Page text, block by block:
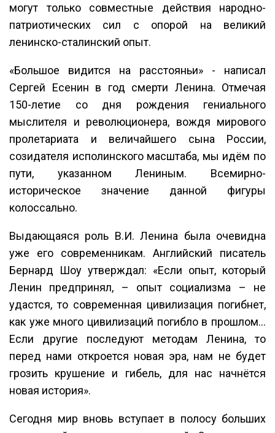
могут только совместные действия народно-
патриотических сил с опорой на великий
ленинско-сталинский опыт.
«Большое видится на расстояньи» - написал
Сергей Есенин в год смерти Ленина. Отмечая
150-летие со дня рождения гениального
мыслителя и революционера, вождя мирового
пролетариата и величайшего сына России,
созидателя исполинского масштаба, мы идём по
пути, указанном Лениным. Всемирно-
историческое значение данной фигуры
колоссально.
Выдающаяся роль В.И. Ленина была очевидна
уже его современникам. Английский писатель
Бернард Шоу утверждал: «Если опыт, который
Ленин предпринял, – опыт социализма – не
удастся, то современная цивилизация погибнет,
как уже много цивилизаций погибло в прошлом...
Если другие последуют методам Ленина, то
перед нами откроется новая эра, нам не будет
грозить крушение и гибель, для нас начнётся
новая история».
Сегодня мир вновь вступает в полосу больших